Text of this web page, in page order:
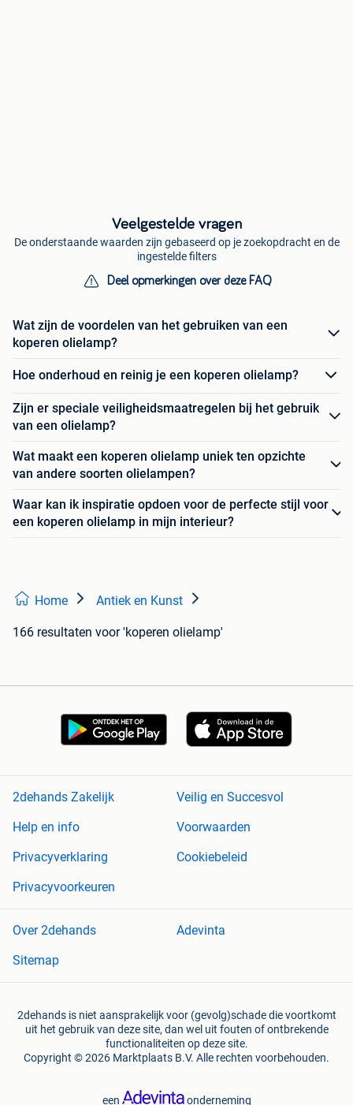
Veelgestelde vragen
De onderstaande waarden zijn gebaseerd op je zoekopdracht en de
ingestelde filters
Deel opmerkingen over deze FAQ
Wat zijn de voordelen van het gebruiken van een
koperen olielamp?
Hoe onderhoud en reinig je een koperen olielamp?
Zijn er speciale veiligheidsmaatregelen bij het gebruik
van een olielamp?
Wat maakt een koperen olielamp uniek ten opzichte
van andere soorten olielampen?
Waar kan ik inspiratie opdoen voor de perfecte stijl voor
een koperen olielamp in mijn interieur?
Home Antiek en Kunst
166 resultaten voor 'koperen olielamp'
2dehands Zakelijk
Veilig en Succesvol
Help en info
Voorwaarden
Privacyverklaring
Cookiebeleid
Privacyvoorkeuren
Over 2dehands
Adevinta
Sitemap
2dehands is niet aansprakelijk voor (gevolg)schade die voortkomt
uit het gebruik van deze site, dan wel uit fouten of ontbrekende
functionaliteiten op deze site.
Copyright © 2026 Marktplaats B.V. Alle rechten voorbehouden.
een onderneming